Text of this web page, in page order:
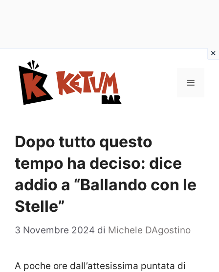
contenuto
Menu
Dopo tutto questo
tempo ha deciso: dice
addio a “Ballando con le
Stelle”
3 Novembre 2024 di Michele DAgostino
A poche ore dall’attesissima puntata di